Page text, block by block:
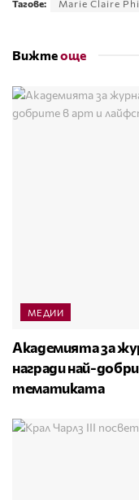
Тагове: Marie Claire
Вижтеоще
МЕДИИ
Академията за
награди най-
тематиката